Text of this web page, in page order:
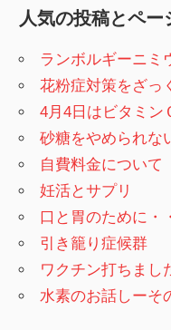
人気の投稿とペー
ランボルギーニミ
花粉症対策をざっ
4月4日はビタミン
砂糖をやめられな
自費料金について
妊活とサプリ
口と胃のために・
引き籠り症候群
ワクチン打ちまし
水素のお話しーそ